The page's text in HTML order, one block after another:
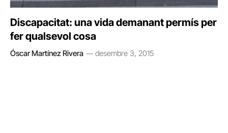
Discapacitat: una vida demanant permís per
fer qualsevol cosa
Óscar Martínez Rivera desembre 3, 2015